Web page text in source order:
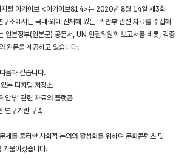
지털 아카이브 <아카이브814>는 2020년 8월 14일 제3회
소에서는 국내·외에 산재해 있는 ‘위안부’관련 자료를 수집해
본정부(일본군) 공문서, UN 인권위원회 보고서를 비롯, 각종
원문을 제공하고 있습니다.
음과 같습니다.
는 디지털 저장소
안부’ 관련 자료의 플랫폼
연구기반 구축
제를 둘러싼 사회적 논의의 활성화를 위하여 문화콘텐츠 및
기울이겠습니다.